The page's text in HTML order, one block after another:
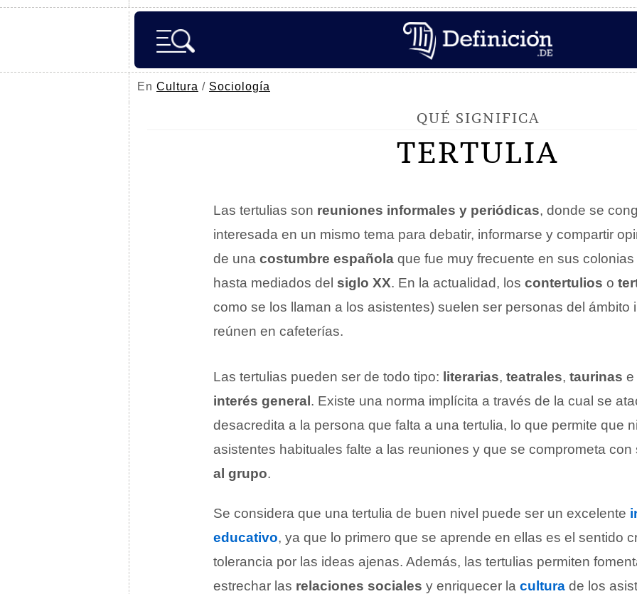
En Cultura / Sociología
QUÉ SIGNIFICA
TERTULIA
Las tertulias son reuniones informales y periódicas, donde se
interesada en un mismo tema para debatir, informarse y compartir
de una costumbre española que fue muy frecuente en sus
hasta mediados del siglo XX. En la actualidad, los contertulios o
como se los llaman a los asistentes) suelen ser personas del ámbito
reúnen en cafeterías.
Las tertulias pueden ser de todo tipo: literarias, teatrales, taurinas e
interés general . Existe una norma implícita a través de la cual se
desacredita a la persona que falta a una tertulia, lo que permite que
asistentes habituales falte a las reuniones y que se comprometa
al grupo.
Se considera que una tertulia de buen nivel puede ser un excelente
educativo, ya que lo primero que se aprende en ellas es el sentido
tolerancia por las ideas ajenas. Además, las tertulias permiten
estrechar las relaciones sociales y enriquecer la cultura de los